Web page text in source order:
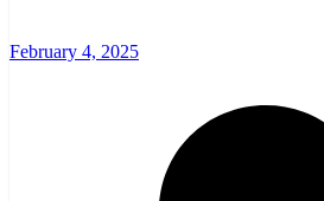
February 4, 2025